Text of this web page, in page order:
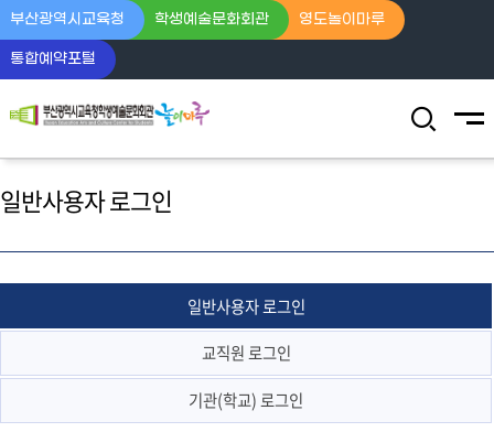
부산광역시교육청 학생예술문화회관 영도놀이마루
통합예약포털
검색영역 열
일반사용자 로그인
일반사용자 로그인
교직원 로그인
기관(학교) 로그인